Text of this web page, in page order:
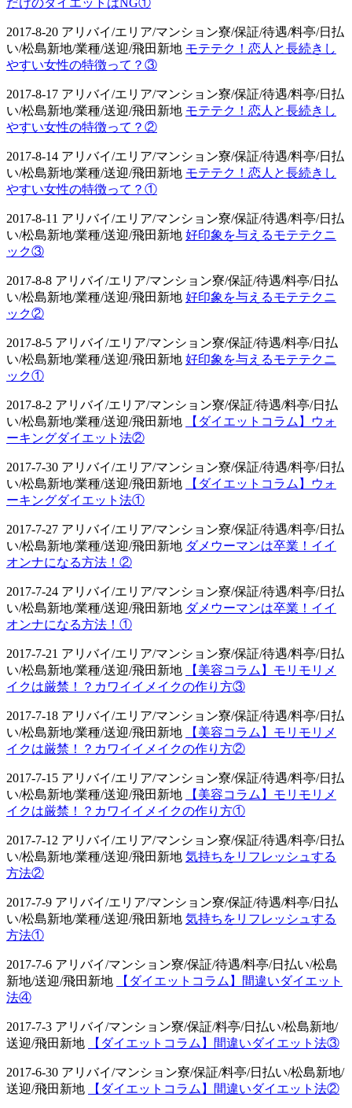
2017-8-20 アリバイ/エリア/マンション寮/保証/待遇/料亭/日払
い/松島新地/業種/送迎/飛田新地 モテテク！恋人と長続きし
やすい女性の特徴って？③
2017-8-17 アリバイ/エリア/マンション寮/保証/待遇/料亭/日払
い/松島新地/業種/送迎/飛田新地 モテテク！恋人と長続きし
やすい女性の特徴って？②
2017-8-14 アリバイ/エリア/マンション寮/保証/待遇/料亭/日払
い/松島新地/業種/送迎/飛田新地 モテテク！恋人と長続きし
やすい女性の特徴って？①
2017-8-11 アリバイ/エリア/マンション寮/保証/待遇/料亭/日払
い/松島新地/業種/送迎/飛田新地 好印象を与えるモテテクニ
ック③
2017-8-8 アリバイ/エリア/マンション寮/保証/待遇/料亭/日払
い/松島新地/業種/送迎/飛田新地 好印象を与えるモテテクニ
ック②
2017-8-5 アリバイ/エリア/マンション寮/保証/待遇/料亭/日払
い/松島新地/業種/送迎/飛田新地 好印象を与えるモテテクニ
ック①
2017-8-2 アリバイ/エリア/マンション寮/保証/待遇/料亭/日払
い/松島新地/業種/送迎/飛田新地
【ダイエットコラム】ウォ
ーキングダイエット法②
2017-7-30 アリバイ/エリア/マンション寮/保証/待遇/料亭/日払
い/松島新地/業種/送迎/飛田新地
【ダイエットコラム】ウォ
ーキングダイエット法①
2017-7-27 アリバイ/エリア/マンション寮/保証/待遇/料亭/日払
い/松島新地/業種/送迎/飛田新地 ダメウーマンは卒業！イイ
オンナになる方法！②
2017-7-24 アリバイ/エリア/マンション寮/保証/待遇/料亭/日払
い/松島新地/業種/送迎/飛田新地 ダメウーマンは卒業！イイ
オンナになる方法！①
2017-7-21 アリバイ/エリア/マンション寮/保証/待遇/料亭/日払
い/松島新地/業種/送迎/飛田新地
【美容コラム】モリモリメ
イクは厳禁！？カワイイメイクの作り方③
2017-7-18 アリバイ/エリア/マンション寮/保証/待遇/料亭/日払
い/松島新地/業種/送迎/飛田新地
【美容コラム】モリモリメ
イクは厳禁！？カワイイメイクの作り方②
2017-7-15 アリバイ/エリア/マンション寮/保証/待遇/料亭/日払
い/松島新地/業種/送迎/飛田新地
【美容コラム】モリモリメ
イクは厳禁！？カワイイメイクの作り方①
2017-7-12 アリバイ/エリア/マンション寮/保証/待遇/料亭/日払
い/松島新地/業種/送迎/飛田新地 気持ちをリフレッシュする
方法②
2017-7-9 アリバイ/エリア/マンション寮/保証/待遇/料亭/日払
い/松島新地/業種/送迎/飛田新地 気持ちをリフレッシュする
方法①
2017-7-6 アリバイ/マンション寮/保証/待遇/料亭/日払い/松島
新地/送迎/飛田新地
【ダイエットコラム】間違いダイエット
法④
2017-7-3 アリバイ/マンション寮/保証/料亭/日払い/松島新地/
送迎/飛田新地
【ダイエットコラム】間違いダイエット法③
2017-6-30 アリバイ/マンション寮/保証/料亭/日払い/松島新地/
送迎/飛田新地
【ダイエットコラム】間違いダイエット法②